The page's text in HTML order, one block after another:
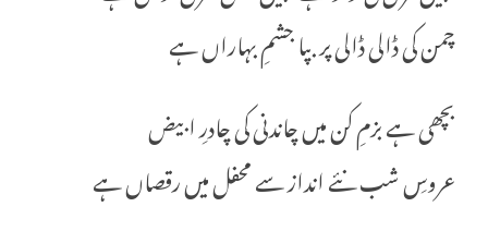
چمن کی ڈالی ڈالی پر بپا جشمِ بہاراں ہے
بچھی ہے بزمِ کن میں چاندنی کی چادرِ ابیض
عروسِ شب نئے انداز سے محفل میں رقصاں ہے